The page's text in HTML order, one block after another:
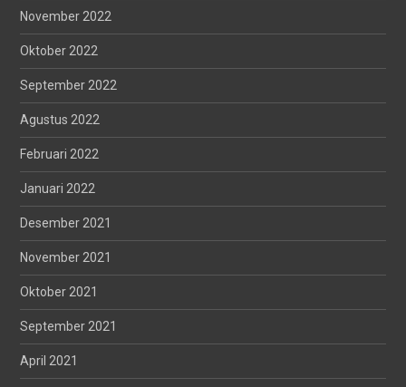
November 2022
Oktober 2022
September 2022
Agustus 2022
Februari 2022
Januari 2022
Desember 2021
November 2021
Oktober 2021
September 2021
April 2021